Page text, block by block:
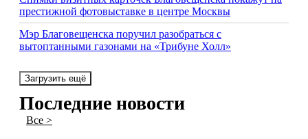
престижной фотовыставке в центре Москвы
Мэр Благовещенска поручил разобраться с
вытоптанными газонами на «Трибуне Холл»
Загрузить ещё
Последние новости
Все >